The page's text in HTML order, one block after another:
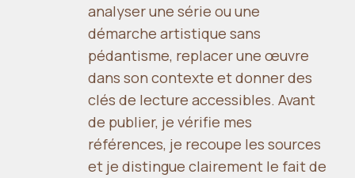
analyser une série ou une
démarche artistique sans
pédantisme, replacer une œuvre
dans son contexte et donner des
clés de lecture accessibles. Avant
de publier, je vérifie mes
références, je recoupe les sources
et je distingue clairement le fait de